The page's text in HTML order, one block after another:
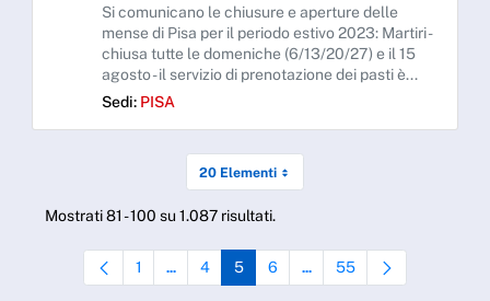
Si comunicano le chiusure e aperture delle
mense di Pisa per il periodo estivo 2023: Martiri -
chiusa tutte le domeniche (6/13/20/27) e il 15
agosto - il servizio di prenotazione dei pasti è...
Sedi: PISA
20 Elementi
Mostrati 81 - 100 su 1.087 risultati.
Pagina
1 ...Pagine intermedie Use TAB to navigate.
Pagina
4 Pagina
5 Pagina
6 ...Pagine intermedie Use TAB
Pagina
55